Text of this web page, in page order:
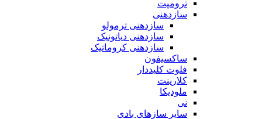
ترومپت
سازدهنی
سازدهنی ترمولو
سازدهنی دیاتونیک
سازدهنی کروماتیک
ساکسیفون
فلوت کلیددار
کلارینت
ملودیکا
نی
سایر سازهای بادی